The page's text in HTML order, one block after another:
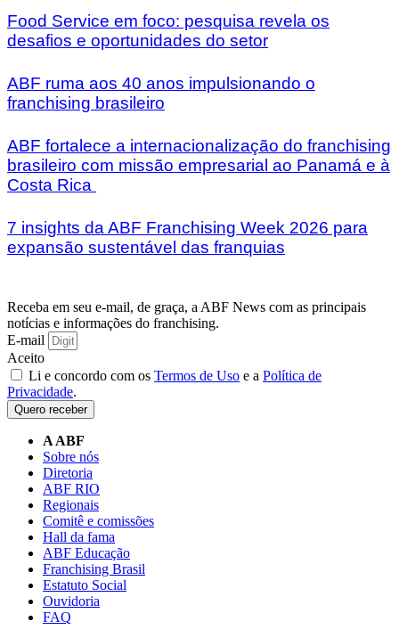
Food Service em foco: pesquisa revela os
desafios e oportunidades do setor
ABF ruma aos 40 anos impulsionando o
franchising brasileiro
ABF fortalece a internacionalização do franchising
brasileiro com missão empresarial ao Panamá e à
Costa Rica
7 insights da ABF Franchising Week 2026 para
expansão sustentável das franquias
Receba em seu e-mail, de graça, a ABF News com as principais
notícias e informações do franchising.
E-mail
Aceito
Li e concordo com os Termos de Uso e a Política de
Privacidade.
Quero receber
A ABF
Sobre nós
Diretoria
ABF RIO
Regionais
Comitê e comissões
Hall da fama
ABF Educação
Franchising Brasil
Estatuto Social
Ouvidoria
FAQ